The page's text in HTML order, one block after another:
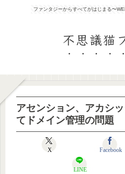
ファンタジーからすべてがはじまる〜
不思議猫
アセンション、アカシ
てドメイン管理の問題
X Facebook
LINE